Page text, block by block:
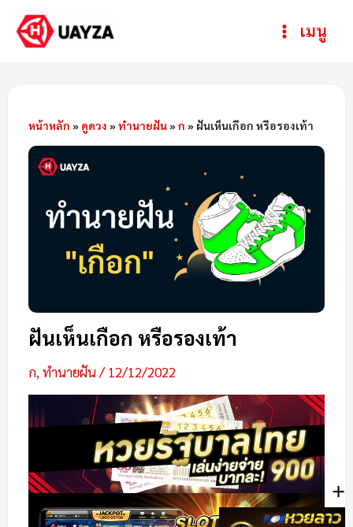
Mainเมนู
หน้าหลัก » ดูดวง »ทำนายฝัน»ก » ฝันเห็นเกือก หรือรองเท้า
ฝันเห็นเกือก หรือรองเท้า
ก, ทำนายฝัน/12/12/2022
Post
navigation
ห
ม
ห
+